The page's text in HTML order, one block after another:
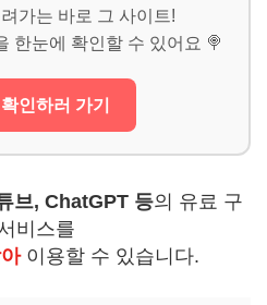
가는 바로 그 사이트!
한눈에 확인할 수 있어요 🍭
인하러 가기
브, ChatGPT 등의 유료 구
비스를
이용할 수 있습니다.